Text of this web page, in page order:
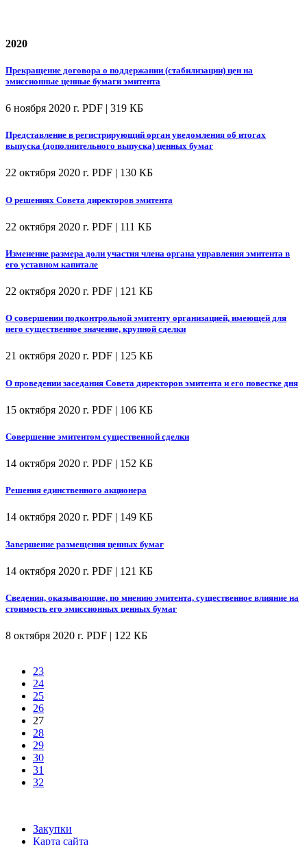
2020
Прекращение договора о поддержании (стабилизации) цен на
эмиссионные ценные бумаги эмитента
6 ноября 2020 г. PDF | 319 КБ
Представление в регистрирующий орган уведомления об итогах
выпуска (дополнительного выпуска) ценных бумаг
22 октября 2020 г. PDF | 130 КБ
О решениях Совета директоров эмитента
22 октября 2020 г. PDF | 111 КБ
Изменение размера доли участия члена органа управления эмитента в
его уставном капитале
22 октября 2020 г. PDF | 121 КБ
О совершении подконтрольной эмитенту организацией, имеющей для
него существенное значение, крупной сделки
21 октября 2020 г. PDF | 125 КБ
О проведении заседания Совета директоров эмитента и его повестке дня
15 октября 2020 г. PDF | 106 КБ
Совершение эмитентом существенной сделки
14 октября 2020 г. PDF | 152 КБ
Решения единственного акционера
14 октября 2020 г. PDF | 149 КБ
Завершение размещения ценных бумаг
14 октября 2020 г. PDF | 121 КБ
Сведения, оказывающие, по мнению эмитента, существенное влияние на
стоимость его эмиссионных ценных бумаг
8 октября 2020 г. PDF | 122 КБ
23
24
25
26
27
28
29
30
31
32
Закупки
Карта сайта